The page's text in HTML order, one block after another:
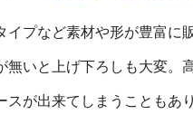
プなど素材や形が豊富に
いと上げ下ろしも大変。
が出来てしまうこともあ